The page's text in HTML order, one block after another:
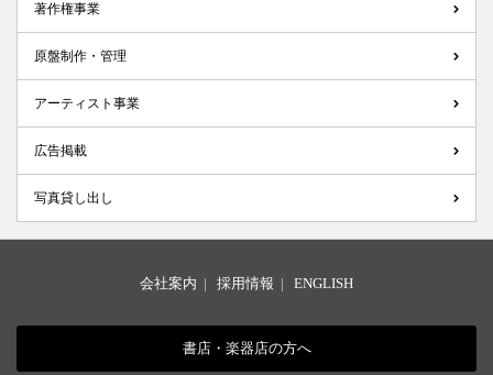
著作権事業
原盤制作・管理
アーティスト事業
広告掲載
写真貸し出し
会社案内 | 採用情報 | ENGLISH
書店・楽器店の方へ